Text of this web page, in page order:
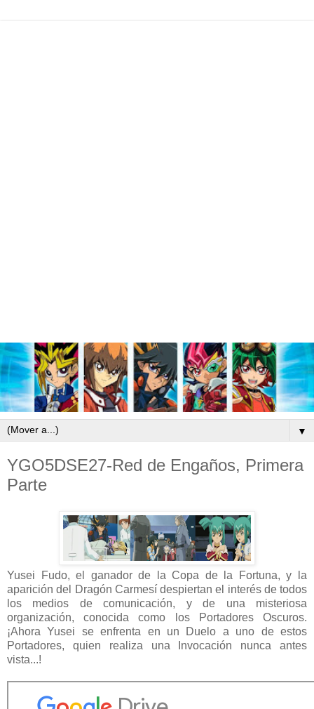
▼
YGO5DSE27-Red de Engaños, Primera
Parte
Yusei Fudo, el ganador de la Copa de la Fortuna, y la
aparición del Dragón Carmesí despiertan el interés de todos
los medios de comunicación, y de una misteriosa
organización, conocida como los Portadores Oscuros.
¡Ahora Yusei se enfrenta en un Duelo a uno de estos
Portadores, quien realiza una Invocación nunca antes
vista...!